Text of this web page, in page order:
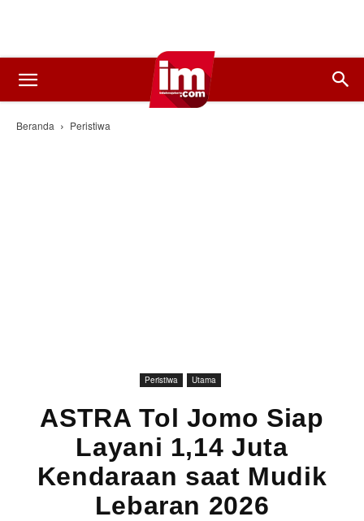
Beranda Peristiwa
Peristiwa Utama
ASTRA Tol Jomo Siap
Layani 1,14 Juta
Kendaraan saat Mudik
Lebaran 2026